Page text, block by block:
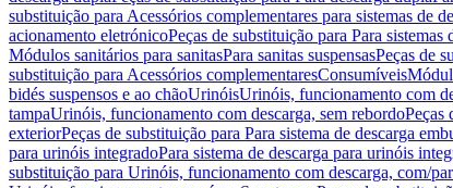
substituição para Acessórios complementares para sistemas de
acionamento eletrónicoPeças de substituição para Para
Módulos sanitários para sanitasPara sanitas suspensasPeças de
substituição para Acessórios complementaresConsumíveis
bidés suspensos e ao chãoUrinóisUrinóis, funcionamento com
tampaUrinóis, funcionamento com descarga, sem rebordoPeças
exteriorPeças de substituição para Para sistema de descarga
para urinóis integradoPara sistema de descarga para urinóis
substituição para Urinóis, funcionamento com descarga, com/